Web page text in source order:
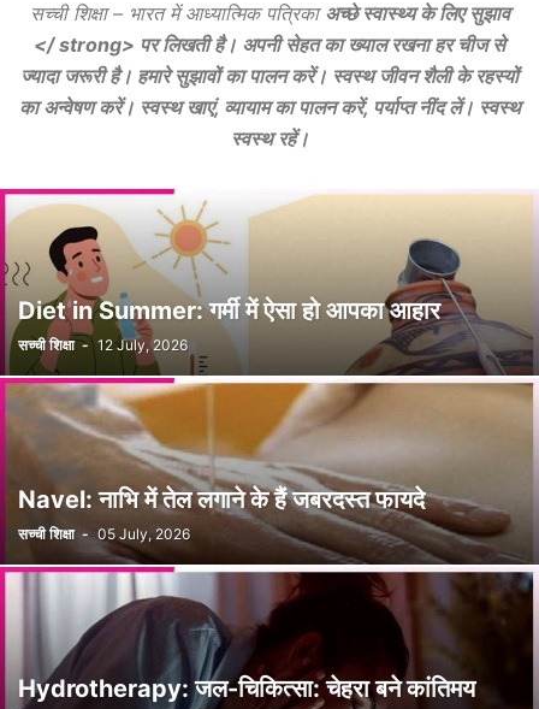
सच्ची शिक्षा – भारत में आध्यात्मिक पत्रिका अच्छे स्वास्थ्य के लिए सुझाव
</ strong> पर लिखती है। अपनी सेहत का ख्याल रखना हर चीज से
ज्यादा जरूरी है। हमारे सुझावों का पालन करें। स्वस्थ जीवन शैली के रहस्यों
का अन्वेषण करें। स्वस्थ खाएं, व्यायाम का पालन करें, पर्याप्त नींद लें। स्वस्थ
स्वस्थ रहें।
Diet in Summer: गर्मी में ऐसा हो आपका आहार
सच्ची शिक्षा - 12 July, 2026
Navel: नाभि में तेल लगाने के हैं जबरदस्त फायदे
सच्ची शिक्षा - 05 July, 2026
Hydrotherapy: जल-चिकित्सा: चेहरा बने कांतिमय